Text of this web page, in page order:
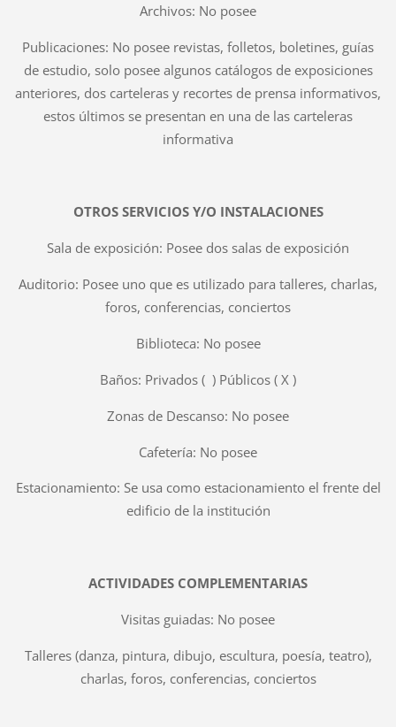
Archivos: No posee
Publicaciones: No posee revistas, folletos, boletines, guías
de estudio, solo posee algunos catálogos de exposiciones
anteriores, dos carteleras y recortes de prensa informativos,
estos últimos se presentan en una de las carteleras
informativa
OTROS SERVICIOS Y/O INSTALACIONES
Sala de exposición: Posee dos salas de exposición
Auditorio: Posee uno que es utilizado para talleres, charlas,
foros, conferencias, conciertos
Biblioteca: No posee
Baños: Privados ( ) Públicos ( X )
Zonas de Descanso: No posee
Cafetería: No posee
Estacionamiento: Se usa como estacionamiento el frente del
edificio de la institución
ACTIVIDADES COMPLEMENTARIAS
Visitas guiadas: No posee
Talleres (danza, pintura, dibujo, escultura, poesía, teatro),
charlas, foros, conferencias, conciertos